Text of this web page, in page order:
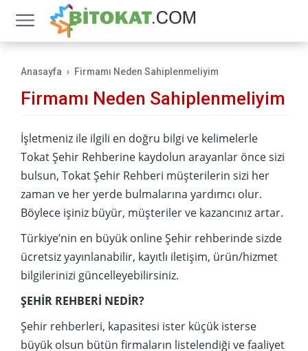
Anasayfa Firmamı Neden Sahiplenmeliyim
Firmamı Neden Sahiplenmeliyim
İşletmeniz ile ilgili en doğru bilgi ve kelimelerle
Tokat Şehir Rehberine kaydolun arayanlar önce sizi
bulsun, Tokat Şehir Rehberi müşterilerin sizi her
zaman ve her yerde bulmalarına yardımcı olur.
Böylece işiniz büyür, müşteriler ve kazancınız artar.
Türkiye’nin en büyük online Şehir rehberinde sizde
ücretsiz yayınlanabilir, kayıtlı iletişim, ürün/hizmet
bilgilerinizi güncelleyebilirsiniz.
ŞEHİR REHBERİ NEDİR?
Şehir rehberleri, kapasitesi ister küçük isterse
büyük olsun bütün firmaların listelendiği ve faaliyet